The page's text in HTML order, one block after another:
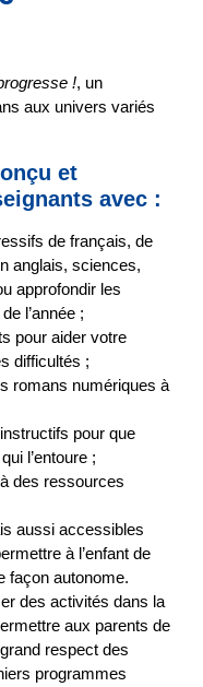
!, un
aux univers variés
et
avec :
de français, de
anglais, sciences,
approfondir les
l’année ;
pour aider votre
difficultés ;
romans numériques à
pour que
l’entoure ;
des ressources
aussi accessibles
à l’enfant de
façon autonome.
des activités dans la
aux parents de
respect des
programmes